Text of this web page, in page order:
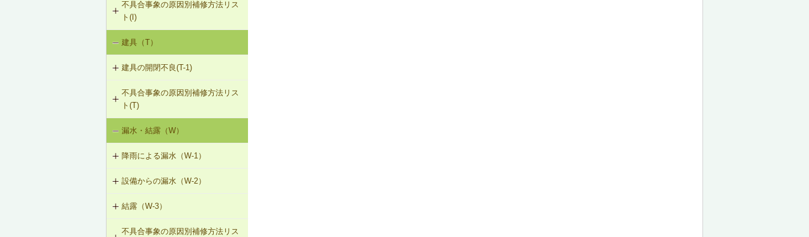
外壁開口部に係る遮音不良（外部開
口部からの透過音）（SO-4）
V-3-003 器具用通気弁の取付け
V-3-004 遮音性能のある換気フード
への交換
V-3-005 駐輪機からの音・振動の伝
搬を防止する措置
水平振動（V-2）
設備からの騒音、振動（V-3）
不具合事象の原因別補修方法リス
ト(I)
内装仕上材の汚損（I-1）
内装仕上材のひび割れ、はがれ等
（I-2）
建具（T）
建具の開閉不良(T-1)
T-1-001 丁番の取付け調整
T-1-002 丁番の取替え
T-1-003 ラッチボルト受金物の調整
T-1-004 錠の取替え
不具合事象の原因別補修方法リス
ト(T)
建具の開閉不良（T-1）
漏水・結露（W）
降雨による漏水（W-1）
W-1-501 けらば水切の再施工
W-1-502 軒先水切・軒どいの再施工
W-1-503 棟部下地及びシーリング材
設備からの漏水（W-2）
W-2-001 混合水栓の接続部品の交換
W-2-002 給湯配管の取替え、再固定
結露（W-3）
W-3-001 防露型の便器・ロータンク
不具合事象の原因別補修方法リス